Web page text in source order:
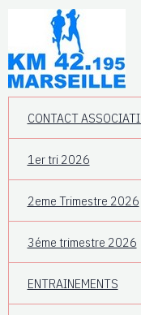
CONTACT
1er tri 2026
2eme Trimestre 2026
3éme trimestre 2026
ENTRAINEMENTS